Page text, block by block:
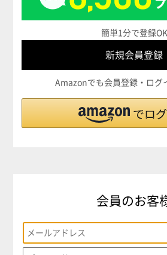
簡単1分で登録OK
Amazonでも会員登録・ログ
会員のお客